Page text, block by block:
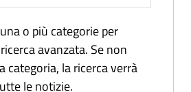
o più categorie per
avanzata. Se non
categoria, la ricerca verrà
le notizie.